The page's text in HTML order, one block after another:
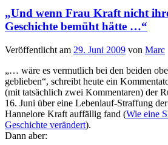
„Und wenn Frau Kraft nicht
Geschichte bemüht hätte …“
Veröffentlicht am 29. Juni 2009 von Marc
„… wäre es vermutlich bei den beiden
geblieben“, schreibt heute ein
(mit tatsächlich zwei Kommentaren) der
16. Juni über eine Lebenlauf-Straffung
Hannelore Kraft auffällig fand (Wie eine
Geschichte verändert).
Dann aber: